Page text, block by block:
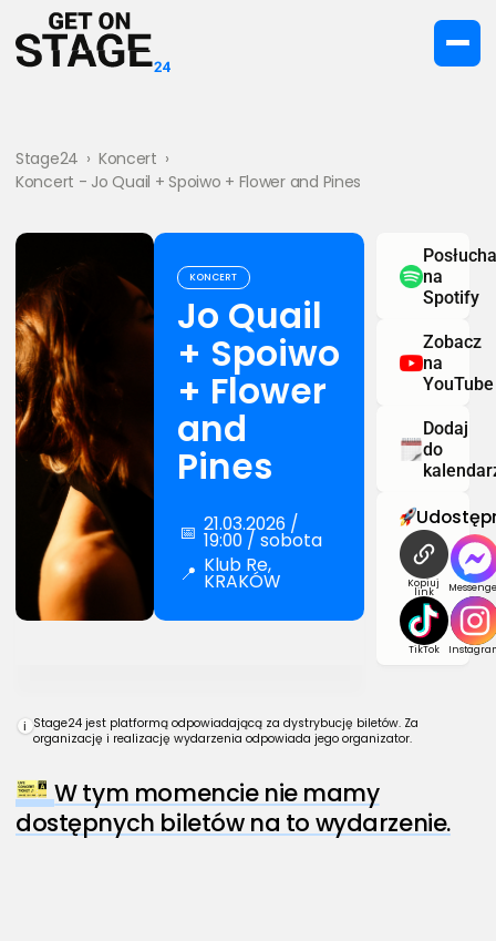
Stage24 › Koncert ›
Koncert - Jo Quail + Spoiwo + Flower and Pines
KONCERT
Jo Quail
+ Spoiwo
+ Flower
and
Pines
📅 21.03.2026 /
19:00 / sobota
📍 Klub Re,
KRAKÓW
na
Spotify
Zobacz
na
YouTube
Dodaj
do
Kopiuj
link
TikTok
i Stage24 jest platformą odpowiadającą za dystrybucję biletów. Za
organizację i realizację wydarzenia odpowiada jego organizator.
W tym momencie nie mamy
dostępnych biletów na to wydarzenie.